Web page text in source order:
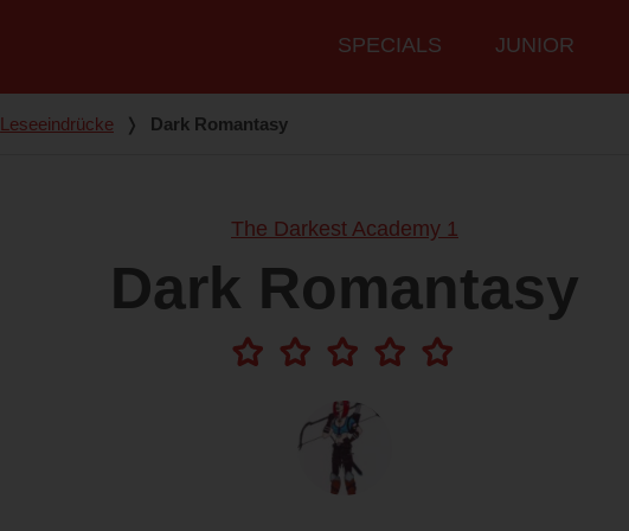
Hauptmenü
SPECIALS JUNIOR
Leseeindrücke ❭ Dark Romantasy
The Darkest Academy 1
Dark Romantasy